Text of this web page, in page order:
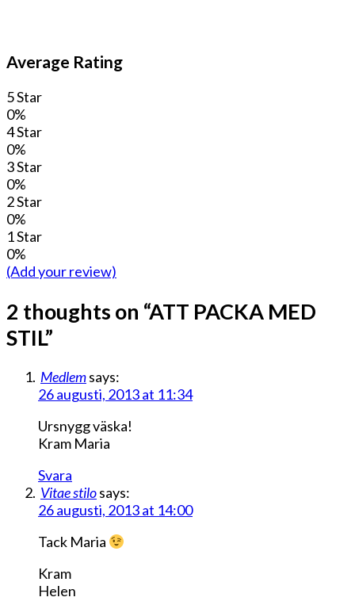
Average Rating
5 Star
0%
4 Star
0%
3 Star
0%
2 Star
0%
1 Star
0%
(Add your review)
2 thoughts on “ATT PACKA MED
STIL”
Medlemsays:
26 augusti, 2013 at 11:34
Ursnygg väska!
Kram Maria
Svara
Vitae stilosays:
26 augusti, 2013 at 14:00
Tack Maria
Kram
Helen